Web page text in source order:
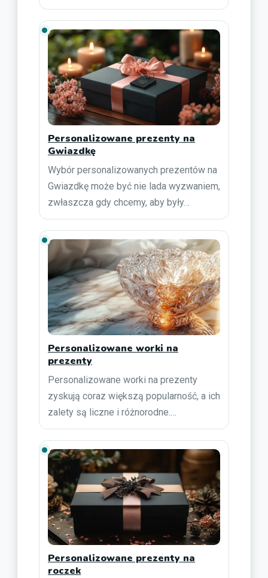
Personalizowane prezenty na
Gwiazdkę
Wybór personalizowanych prezentów na
Gwiazdkę może być nie lada wyzwaniem,
zwłaszcza gdy chcemy, aby były…
Personalizowane worki na
prezenty
Personalizowane worki na prezenty
zyskują coraz większą popularność, a ich
zalety są liczne i różnorodne.…
Personalizowane prezenty na
roczek